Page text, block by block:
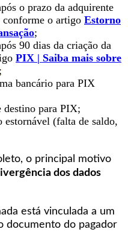
o prazo da adquirente
conforme o artigo Estorno
;
90 dias da criação da
PIX | Saiba mais sobre
;
bancário para PIX
destino para PIX;
(falta de saldo,
o principal motivo
dos dados
está vinculada a um
documento do pagador